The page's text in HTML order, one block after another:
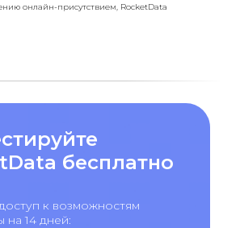
онлайн-присутствием, RocketData
бесплатно
к возможностям
на 14 дней: